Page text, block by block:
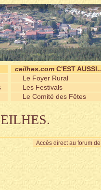
ceilhes.comC'EST
Le Foyer Rural
Les Festivals
Le Comité des Fêtes
Accès direct au forum